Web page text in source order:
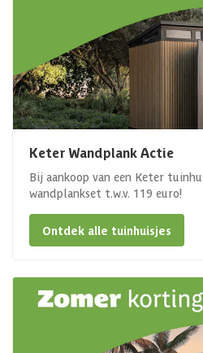
Keter Wandplank Actie
Bij aankoop van een Keter
wandplankset t.w.v. 119 euro!
Ontdek alle tuinhuisjes